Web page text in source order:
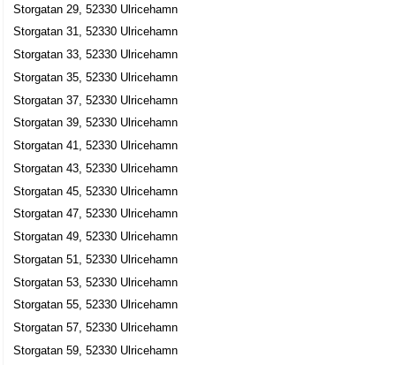
Vår Bod Modegaraget M & B Hallin AB
Marita Anna Elisabeth Hallin
0321-13410
Marys Salong
Siv Hillevi Maria Karlsson
0321-10523
Storgatan 16, 52330 Ulricehamn
busaåkalasa med Li & Lu HB
0321-14700
Storgatan 16, 52330 Ulricehamn
Hallins Parfymeri AB
Ulrica Marianne Edlund
0321-13067
Storgatan 16, 52330 Ulricehamn
Gunters Brödstuga AB
Storgatan 29, 52330 Ulricehamn
Storgatan 31, 52330 Ulricehamn
Storgatan 33, 52330 Ulricehamn
Storgatan 35, 52330 Ulricehamn
Storgatan 37, 52330 Ulricehamn
Storgatan 39, 52330 Ulricehamn
Storgatan 41, 52330 Ulricehamn
Storgatan 43, 52330 Ulricehamn
Storgatan 45, 52330 Ulricehamn
Storgatan 47, 52330 Ulricehamn
Storgatan 49, 52330 Ulricehamn
Storgatan 51, 52330 Ulricehamn
Storgatan 53, 52330 Ulricehamn
Storgatan 55, 52330 Ulricehamn
Storgatan 57, 52330 Ulricehamn
Storgatan 59, 52330 Ulricehamn